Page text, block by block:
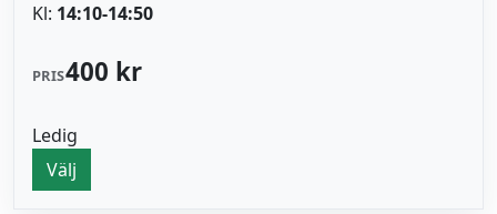
Kl: 14:10-14:50
PRIS400 kr
Ledig
Välj